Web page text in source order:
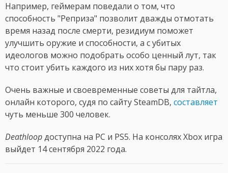
Например, геймерам поведали о том, что
способность "Реприза" позволит дважды отмотать
время назад после смерти, резидиум поможет
улучшить оружие и способности, а с убитых
идеологов можно подобрать особо ценный лут, так
что стоит убить каждого из них хотя бы пару раз.
Очень важные и своевременные советы для тайтла,
онлайн которого, судя по сайту SteamDB, составляет
чуть меньше 300 человек.
Deathloopдоступна на PC и PS5. На консолях Xbox игра
выйдет 14 сентября 2022 года.